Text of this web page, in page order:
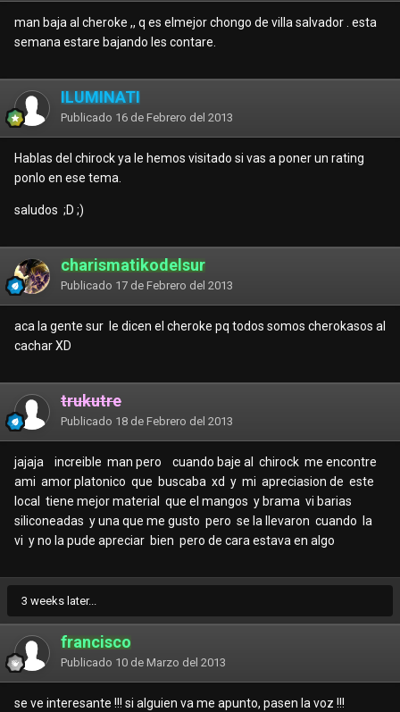
man baja al cheroke ,, q es elmejor chongo de villa salvador . esta
semana estare bajando les contare.
ILUMINATI
Publicado 16 de Febrero del 2013
Hablas del chirock ya le hemos visitado si vas a poner un rating
ponlo en ese tema.
saludos ;D ;)
charismatikodelsur
Publicado 17 de Febrero del 2013
aca la gente sur le dicen el cheroke pq todos somos cherokasos al
cachar XD
trukutre
Publicado 18 de Febrero del 2013
jajaja increible man pero cuando baje al chirock me encontre
ami amor platonico que buscaba xd y mi apreciasion de este
local tiene mejor material que el mangos y brama vi barias
siliconeadas y una que me gusto pero se la llevaron cuando la
vi y no la pude apreciar bien pero de cara estava en algo
3 weeks later...
francisco
Publicado 10 de Marzo del 2013
se ve interesante !!! si alguien va me apunto, pasen la voz !!!